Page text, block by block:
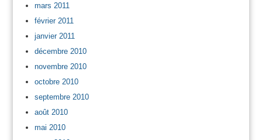
mars 2011
février 2011
janvier 2011
décembre 2010
novembre 2010
octobre 2010
septembre 2010
août 2010
mai 2010